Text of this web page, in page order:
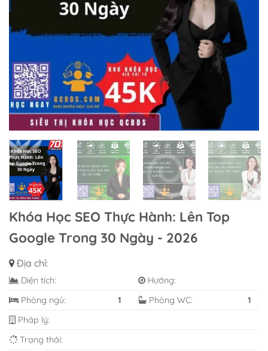
Khóa Học SEO Thực Hành: Lên Top
Google Trong 30 Ngày - 2026
Địa chỉ:
Diện tích:
Hướng:
Phòng ngủ:
1 Phòng WC:
1
Pháp lý:
Trạng thái: